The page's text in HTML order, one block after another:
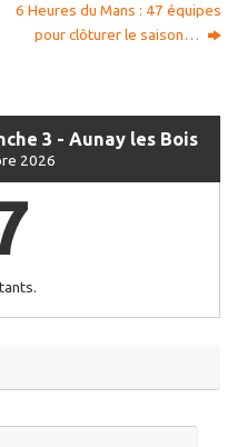
6 Heures du Mans : 47 équipes
pour clôturer le saison…
3 - Aunay les Bois
2026